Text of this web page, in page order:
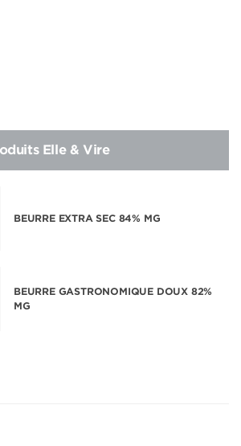
Elle & Vire
BEURRE EXTRA SEC 84% MG
BEURRE GASTRONOMIQUE DOUX 82%
MG